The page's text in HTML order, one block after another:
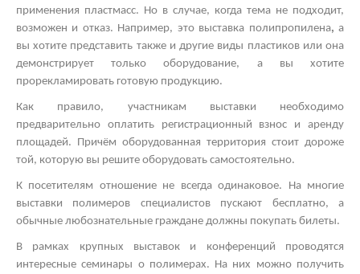
применения пластмасс. Но в случае, когда тема не подходит,
возможен и отказ. Например, это выставка полипропилена,а
вы хотите представить также и другие виды пластиков или она
демонстрирует только оборудование, а вы хотите
прорекламировать готовую продукцию.
Как правило, участникам выставки необходимо
предварительно оплатить регистрационный взнос и аренду
площадей. Причём оборудованная территория стоит дороже
той, которую вы решите оборудовать самостоятельно.
К посетителям отношение не всегда одинаковое. На многие
выставки полимеров специалистов пускают бесплатно, а
обычные любознательные граждане должны покупать билеты.
В рамках крупных выставок
и конференций проводятся
интересные семинары о полимерах. На них можно получить